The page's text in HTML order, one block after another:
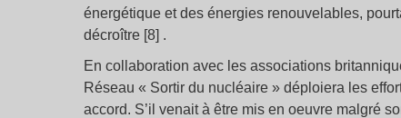
énergétique et des énergies renouvelables,
décroître [8] .
En collaboration avec les associations
Réseau « Sortir du nucléaire » déploiera les
accord. S’il venait à être mis en oeuvre malgré